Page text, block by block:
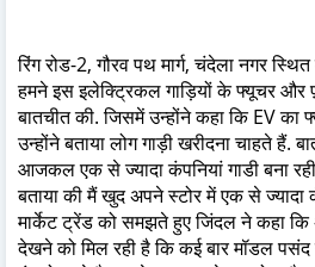
रिंग रोड-2, गौरव पथ मार्ग, चंदेला नगर
हमने इस इलेक्ट्रिकल गाड़ियों के फ्यूचर
बातचीत की. जिसमें उन्होंने कहा कि EV का
उन्होंने बताया लोग गाड़ी खरीदना चाहते हैं.
आजकल एक से ज्यादा कंपनियां गाडी बना
बताया की मैं खुद अपने स्टोर में एक से ज्यादा
मार्केट ट्रेंड को समझते हुए जिंदल ने कहा कि
देखने को मिल रही है कि कई बार मॉडल